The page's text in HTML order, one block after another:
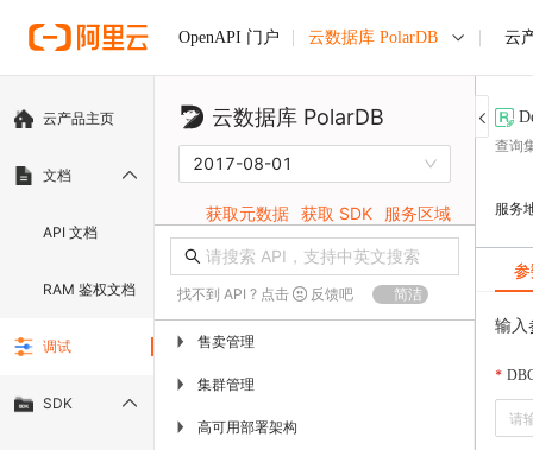
OpenAPI 门户 云数据库 PolarDB 云
云产品主页
文档
API 文档
RAM 鉴权文档
调试
SDK
云数据库 PolarDB
2017-08-01
获取元数据 获取 SDK 服务区域
找不到 API ? 点击 反馈吧 简洁
▶ 售卖管理
▶ 集群管理
▶ 高可用部署架构
查询
服务
输入